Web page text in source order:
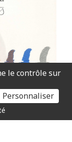
le contrôle sur
Personnaliser